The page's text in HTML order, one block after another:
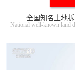
全国知名土地
National well-known land